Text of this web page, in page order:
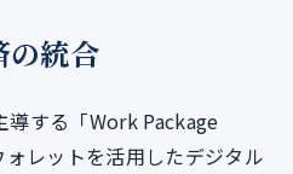
の統合
導する「Work Package
レットを活用したデジタル